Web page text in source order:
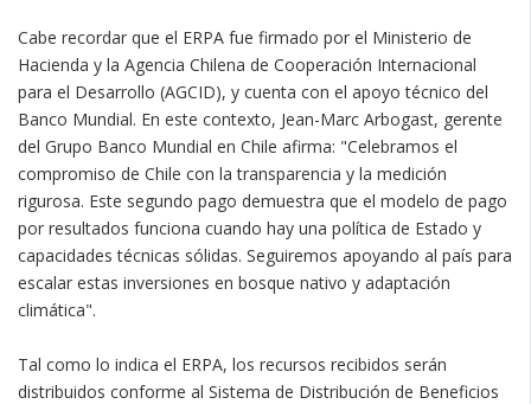
Cabe recordar que el ERPA fue firmado por el Ministerio de
Hacienda y la Agencia Chilena de Cooperación Internacional
para el Desarrollo (AGCID), y cuenta con el apoyo técnico del
Banco Mundial. En este contexto, Jean-Marc Arbogast, gerente
del Grupo Banco Mundial en Chile afirma: "Celebramos el
compromiso de Chile con la transparencia y la medición
rigurosa. Este segundo pago demuestra que el modelo de pago
por resultados funciona cuando hay una política de Estado y
capacidades técnicas sólidas. Seguiremos apoyando al país para
escalar estas inversiones en bosque nativo y adaptación
climática".
Tal como lo indica el ERPA, los recursos recibidos serán
distribuidos conforme al Sistema de Distribución de Beneficios